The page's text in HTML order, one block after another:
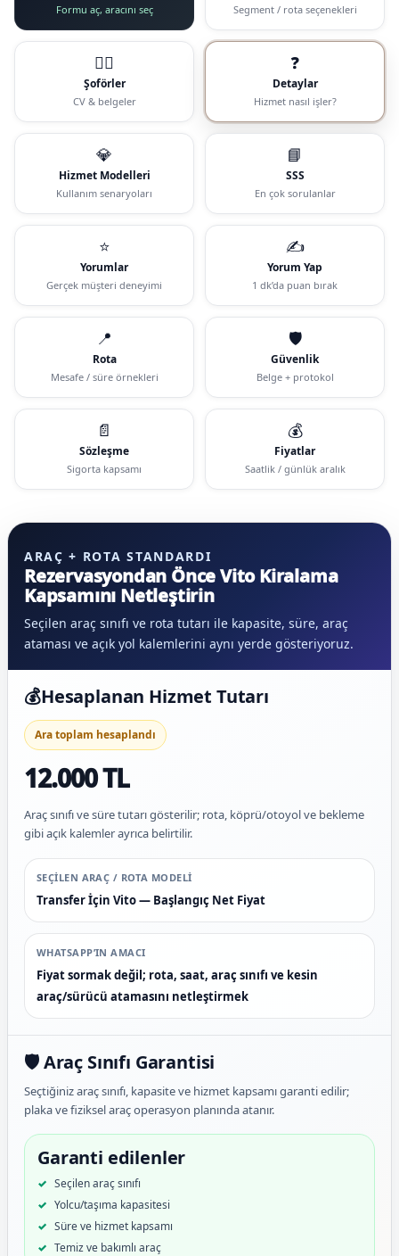
Formu aç, aracını seç Segment / rota seçenekleri
🧑‍✈️
Şoförler
CV & belgeler
❓
Detaylar
Hizmet nasıl işler?
💎
Hizmet Modelleri
Kullanım senaryoları
📘
SSS
En çok sorulanlar
⭐
Yorumlar
Gerçek müşteri deneyimi
✍️
Yorum Yap
1 dk’da puan bırak
📍
Rota
Mesafe / süre örnekleri
🛡️
Güvenlik
Belge + protokol
📄
Sözleşme
Sigorta kapsamı
💰
Fiyatlar
Saatlik / günlük aralık
ARAÇ + ROTA STANDARDI
Rezervasyondan Önce Vito Kiralama
Kapsamını Netleştirin
Seçilen araç sınıfı ve rota tutarı ile kapasite, süre, araç
ataması ve açık yol kalemlerini aynı yerde gösteriyoruz.
💰Hesaplanan Hizmet Tutarı
Ara toplam hesaplandı
12.000 TL
Araç sınıfı ve süre tutarı gösterilir; rota, köprü/otoyol ve bekleme
gibi açık kalemler ayrıca belirtilir.
SEÇILEN ARAÇ / ROTA MODELI
Transfer İçin Vito — Başlangıç Net Fiyat
WHATSAPP’IN AMACI
Fiyat sormak değil; rota, saat, araç sınıfı ve kesin
araç/sürücü atamasını netleştirmek
🛡️ Araç Sınıfı Garantisi
Seçtiğiniz araç sınıfı, kapasite ve hizmet kapsamı garanti edilir;
plaka ve fiziksel araç operasyon planında atanır.
Garanti edilenler
Seçilen araç sınıfı
Yolcu/taşıma kapasitesi
Süre ve hizmet kapsamı
Temiz ve bakımlı araç